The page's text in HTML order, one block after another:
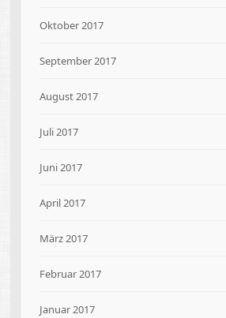
Oktober 2017
September 2017
August 2017
Juli 2017
Juni 2017
April 2017
März 2017
Februar 2017
Januar 2017